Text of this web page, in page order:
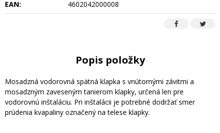
EAN:
4602042000008
Popis položky
Mosadzná vodorovná spätná klapka s vnútornými závitmi a
mosadzným zaveseným tanierom klapky, určená len pre
vodorovnú inštaláciu. Pri inštalácii je potrebné dodržať smer
prúdenia kvapaliny označený na telese klapky.